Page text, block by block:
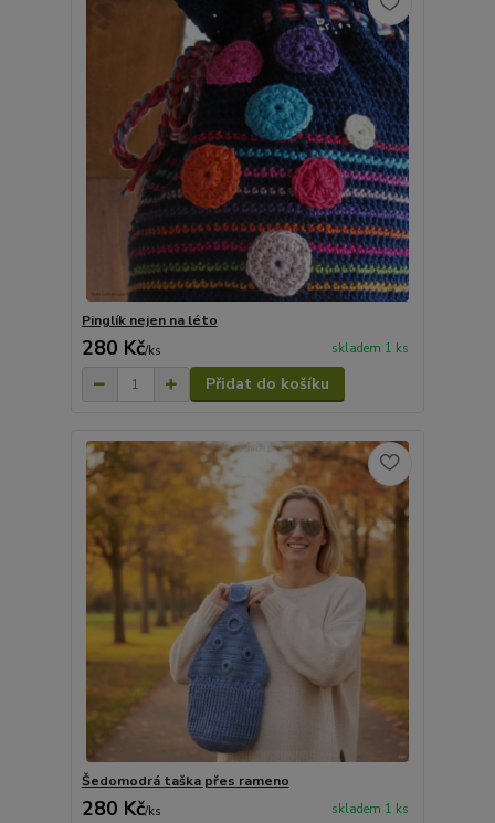
Pinglík nejen na léto
280 Kč/ks skladem 1 ks
Přidat do košíku
Šedomodrá taška přes rameno
280 Kč/ks skladem 1 ks